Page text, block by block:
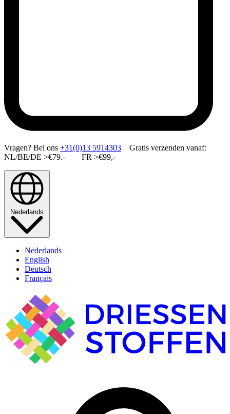
Vragen? Bel ons +31(0)13 5914303 Gratis verzenden vanaf:
NL/BE/DE >€79.- FR >€99,-
Nederlands
Nederlands
English
Deutsch
Français